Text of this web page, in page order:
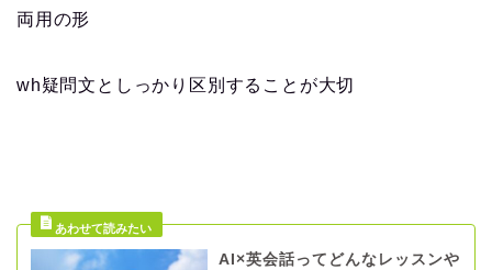
両用の形
wh疑問文としっかり区別することが大切
AI×英会話ってどんなレッスンや